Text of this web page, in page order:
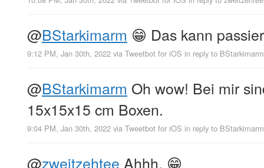
@BStarkimarm 😁 Das kann
9:12 PM, Jan 30th, 2022 via Tweetbot for iΟS in reply to BStarkimarm
@BStarkimarm Oh wow! Bei mir
15x15x15 cm Boxen.
9:04 PM, Jan 30th, 2022 via Tweetbot for iΟS in reply to BStarkimarm
@zweitzehtee Ahhh. 😁